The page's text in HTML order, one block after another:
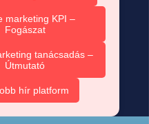
marketing KPI –
Fogászat
tanácsadás –
Útmutató
hír platform